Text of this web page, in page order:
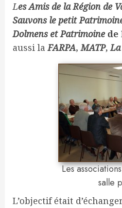
Les Amis de la Région de
Sauvons le petit
Dolmens et Patrimoinede
aussi la FARPA,MATP,
Les
salle
L’objectif était